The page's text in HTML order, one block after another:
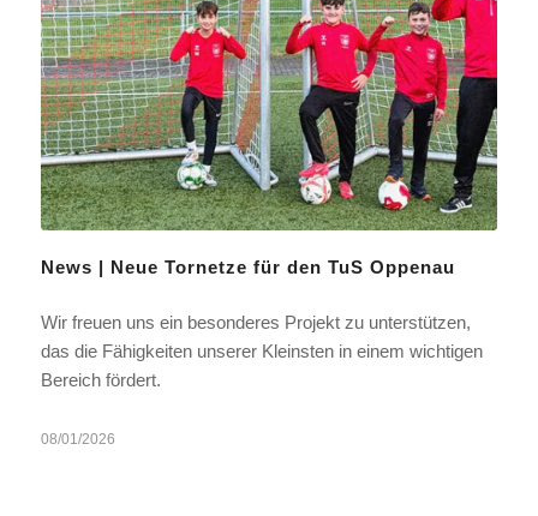
News | Neue Tornetze für den TuS Oppenau
Wir freuen uns ein besonderes Projekt zu unterstützen,
das die Fähigkeiten unserer Kleinsten in einem wichtigen
Bereich fördert.
08/01/2026